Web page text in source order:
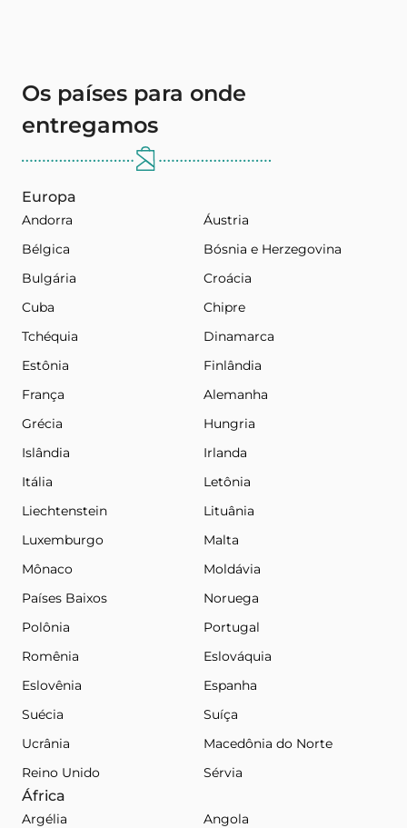
Os países para onde
entregamos
Europa
Andorra
Áustria
Bélgica
Bósnia e Herzegovina
Bulgária
Croácia
Cuba
Chipre
Tchéquia
Dinamarca
Estônia
Finlândia
França
Alemanha
Grécia
Hungria
Islândia
Irlanda
Itália
Letônia
Liechtenstein
Lituânia
Luxemburgo
Malta
Mônaco
Moldávia
Países Baixos
Noruega
Polônia
Portugal
Romênia
Eslováquia
Eslovênia
Espanha
Suécia
Suíça
Ucrânia
Macedônia do Norte
Reino Unido
Sérvia
África
Argélia
Angola